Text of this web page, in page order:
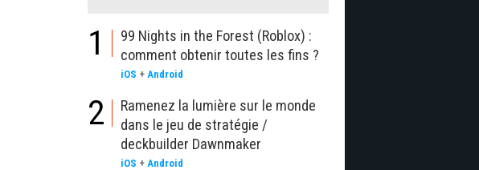
1
99 Nights in the Forest (Roblox) :
comment obtenir toutes les fins ?
iOS + Android
2
Ramenez la lumière sur le monde
dans le jeu de stratégie /
deckbuilder Dawnmaker
iOS + Android